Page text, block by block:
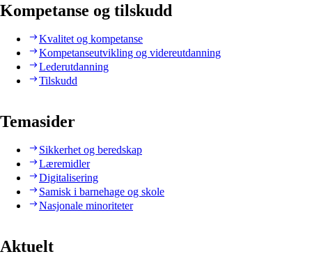
Kompetanse og tilskudd
Kvalitet og kompetanse
Kompetanseutvikling og videreutdanning
Lederutdanning
Tilskudd
Temasider
Sikkerhet og beredskap
Læremidler
Digitalisering
Samisk i barnehage og skole
Nasjonale minoriteter
Aktuelt